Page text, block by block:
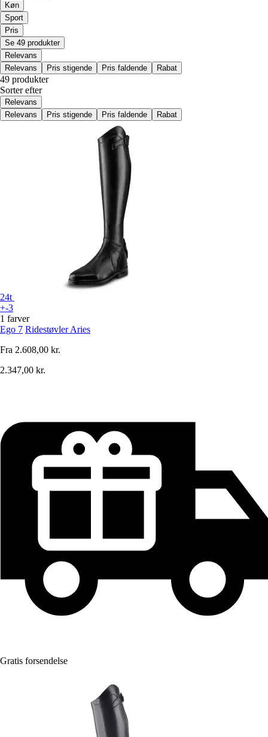
Køn
Sport
Pris
Se 49 produkter
Relevans
Relevans
Pris stigende Pris faldende Rabat
49 produkter
Sorter efter
Relevans
Relevans
Pris stigende Pris faldende Rabat
24t
+-3
1 farver
Ego 7 Ridestøvler Aries
Fra 2.608,00 kr.
2.347,00 kr.
Gratis forsendelse